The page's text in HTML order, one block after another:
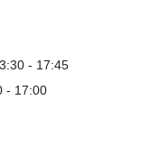
- 17:45
- 17:00